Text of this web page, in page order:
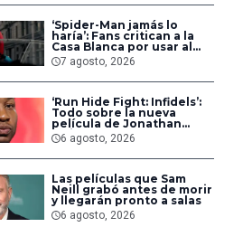
El Día D: Bajo
‘Spider-Man jamás lo
haría’: Fans critican a la
Casa Blanca por usar al
héroe para promover
deportaciones
7 agosto, 2026
‘Run Hide Fight: Infidels’:
Todo sobre la nueva
película de Jonathan
Majors en la que lucha
contra islamistas
radicales
6 agosto, 2026
Las películas que Sam
Neill grabó antes de morir
y llegarán pronto a salas
6 agosto, 2026